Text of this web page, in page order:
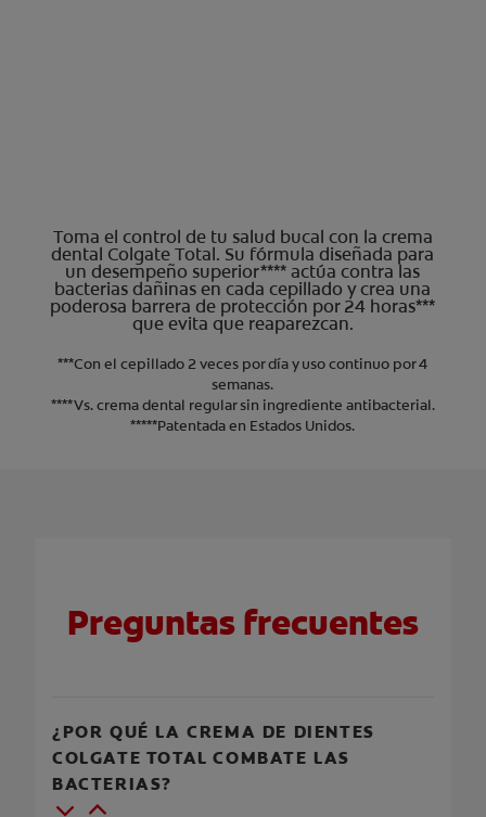
Toma el control de tu salud bucal con la crema
dental Colgate Total. Su fórmula diseñada para
un desempeño superior**** actúa contra las
bacterias dañinas en cada cepillado y crea una
poderosa barrera de protección por 24 horas***
que evita que reaparezcan.
***Con el cepillado 2 veces por día y uso continuo por 4
semanas.
****Vs. crema dental regular sin ingrediente antibacterial.
*****Patentada en Estados Unidos.
Preguntas frecuentes
¿POR QUÉ LA CREMA DE DIENTES
COLGATE TOTAL COMBATE LAS
BACTERIAS?